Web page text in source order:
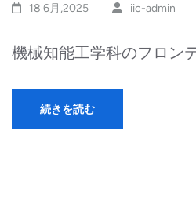
18 6月,2025 iic-admin
機械知能工学科のフロン
続きを読む